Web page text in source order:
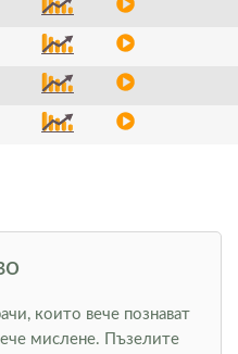
които вече познават
мислене. Пъзелите